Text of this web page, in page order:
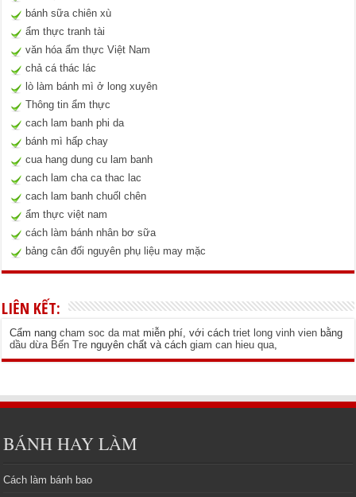
bánh sữa chiên xù
ẩm thực tranh tài
văn hóa ẩm thực Việt Nam
chả cá thác lác
lò làm bánh mì ở long xuyên
Thông tin ẩm thực
cach lam banh phi da
bánh mì hấp chay
cua hang dung cu lam banh
cach lam cha ca thac lac
cach lam banh chuốl chên
ẩm thực việt nam
cách làm bánh nhân bơ sữa
bảng cân đối nguyên phụ liệu may mặc
LIÊN KẾT:
Cẩm nangcham soc da mat miễn phí, với cáchtriet long vinh vien bằng
dầu dừa Bến Tre nguyên chất và cáchgiam can hieu qua
BÁNH HAY LÀM
Cách làm bánh bao